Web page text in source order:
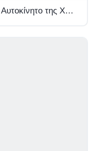
Citroen C3 / e-C3: Υποψήφιο Αυτοκίνητο της Χρονιάς 2026